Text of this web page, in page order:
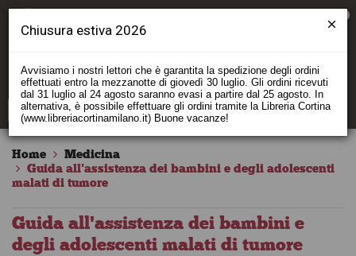
Home
Medicina
Guida all'assistenza dei bambini e degli adolescenti
malati di tumore
Guida all'assistenza dei bambini e
degli adolescenti malati di tumore
Chiusura estiva 2026
Avvisiamo i nostri lettori che è garantita la spedizione degli ordini
effettuati entro la mezzanotte di giovedì 30 luglio. Gli ordini ricevuti
dal 31 luglio al 24 agosto saranno evasi a partire dal 25 agosto. In
alternativa, è possibile effettuare gli ordini tramite la Libreria Cortina
(www.libreriacortinamilano.it) Buone vacanze!